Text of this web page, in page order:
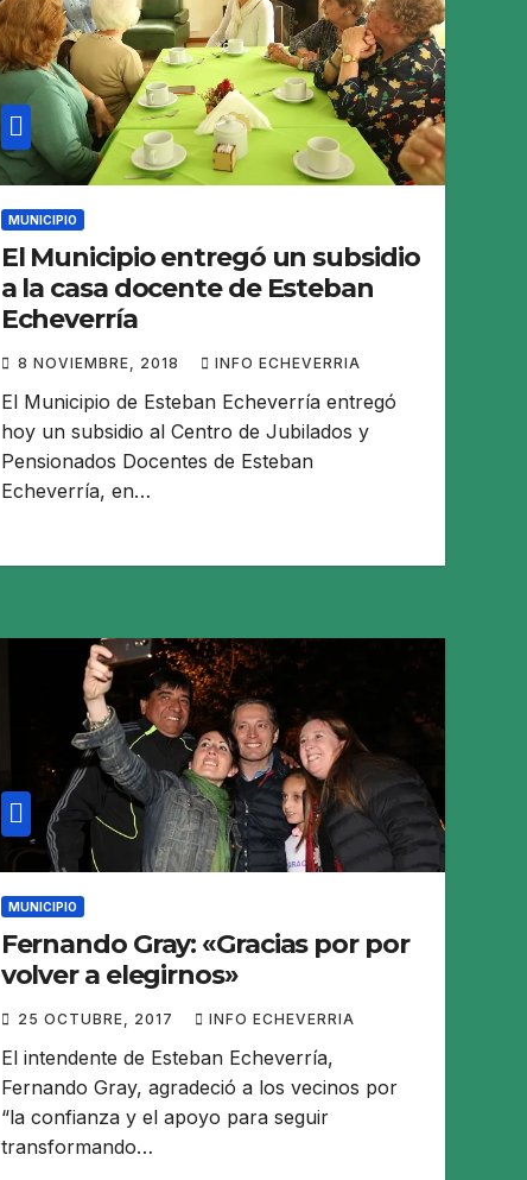
MUNICIPIO
El Municipio entregó un subsidio
a la casa docente de Esteban
Echeverría
8 NOVIEMBRE, 2018 INFO ECHEVERRIA
El Municipio de Esteban Echeverría entregó
hoy un subsidio al Centro de Jubilados y
Pensionados Docentes de Esteban
Echeverría, en…
MUNICIPIO
Fernando Gray: «Gracias por por
volver a elegirnos»
25 OCTUBRE, 2017 INFO ECHEVERRIA
El intendente de Esteban Echeverría,
Fernando Gray, agradeció a los vecinos por
“la confianza y el apoyo para seguir
transformando…